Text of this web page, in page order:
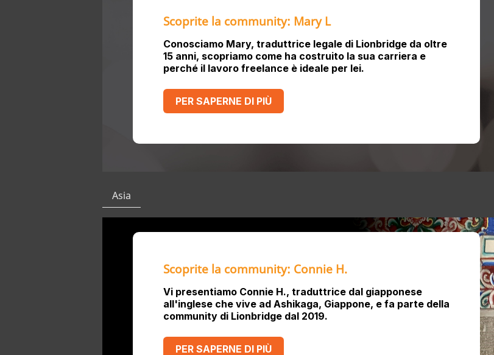
Scoprite la community: Mary L
Conosciamo Mary, traduttrice legale di Lionbridge da oltre
15 anni, scopriamo come ha costruito la sua carriera e
perché il lavoro freelance è ideale per lei.
PER SAPERNE DI PIÙ
Asia
Scoprite la community: Connie H.
Vi presentiamo Connie H., traduttrice dal giapponese
all'inglese che vive ad Ashikaga, Giappone, e fa parte della
community di Lionbridge dal 2019.
PER SAPERNE DI PIÙ